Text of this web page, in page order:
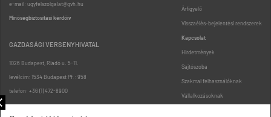
e-mail: ugyfelszolgalat@gvh.hu
Minőségbiztosítási kérdőív
GAZDASÁGI VERSENYHIVATAL
1026 Budapest, Riadó u. 5-11.
levélcím: 1534 Budapest Pf.: 958
telefon: +36 (1) 472-8900
Árfigyelő
Visszaélés-bejelentési rendszerek
Kapcsolat
Hirdetmények
Sajtószoba
Szakmai felhasználóknak
Vállalkozásoknak